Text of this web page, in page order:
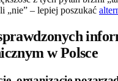
„nie” – lepiej poszukać
w Polsce